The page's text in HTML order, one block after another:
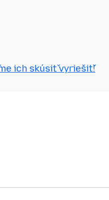
ich skúsiť vyriešiť!